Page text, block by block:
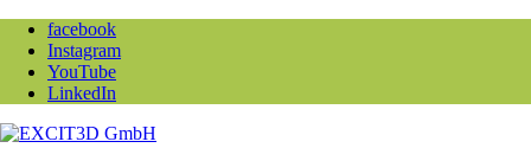
facebook
Instagram
YouTube
LinkedIn